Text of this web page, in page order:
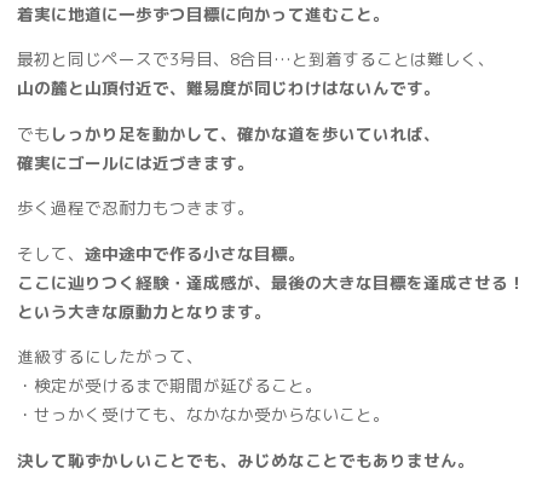
着実に地道に一歩ずつ目標に向かって進むこと。
最初と同じペースで3号目、8合目…と到着することは難しく、
山の麓と山頂付近で、難易度が同じわけはないんです。
でも しっかり足を動かして、確かな道を歩いていれば、
確実にゴールには近づきます。
歩く過程で忍耐力もつきます。
そして、 途中途中で作る小さな目標。
ここに辿りつく経験・達成感が、最後の大きな目標を達成させる！
という大きな原動力となります。
進級するにしたがって、
・検定が受けるまで期間が延びること。
・せっかく受けても、なかなか受からないこと。
決して恥ずかしいことでも、みじめなことでもありません。